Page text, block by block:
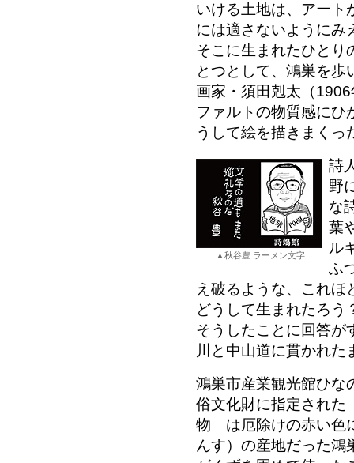
いける土地は、アート
には適さないようにみ
そこに生まれたひとり
とつとして、鴻巣を歩
画家・須田剋太（
ファルトの物質感にひ
うして絵を描きまくっ
▲秋谷豊 ラーメン文字
詩
野
な
葉
ル
ふ
え破るような、これ
どうして生まれたろう
そうしたことに回答が
川と中山道に貫かれた
鴻巣市産業観光館ひな
俗文化財に指定された
物」は厄除けの赤い色
んす）の産地だった鴻